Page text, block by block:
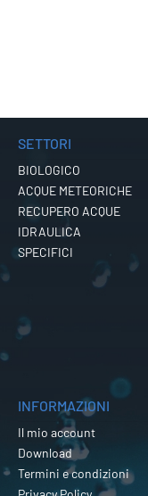
SETTORI
BIOLOGICO
ACQUE METEORICHE
RECUPERO ACQUE
IDRAULICA
SPECIFICI
INFORMAZIONI
Il mio account
Download
Termini e condizioni